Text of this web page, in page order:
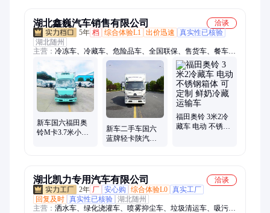
湖北鑫巍汽车销售有限公司
洽谈
5年 档 综合体验L1 出价迅速
真实性已核验
湖北随州
主营： 冷冻车、冷藏车、危险品车、全国联保、售货车、餐车、
环卫车
新车国六福田奥
铃M卡3.7米小型
新车二手车国六
蓝牌轻卡陕汽
福田奥铃 3米2冷
藏车 电动 不锈钢
湖北凯力专用汽车有限公司
洽谈
2年 厂 安心购 综合体验L0 真实工厂
回复及时 真实性已核验 湖北随州
主营： 洒水车、绿化浇灌车、喷雾抑尘车、垃圾清运车、吸污吸